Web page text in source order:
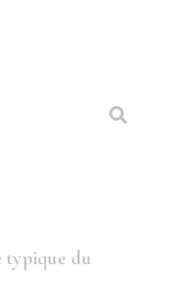
typique du